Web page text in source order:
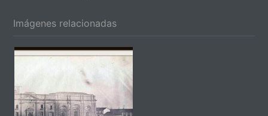
Imágenes relacionadas